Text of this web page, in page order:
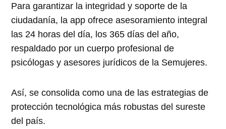
Para garantizar la integridad y soporte de la
ciudadanía, la app ofrece asesoramiento integral
las 24 horas del día, los 365 días del año,
respaldado por un cuerpo profesional de
psicólogas y asesores jurídicos de la Semujeres.
Así, se consolida como una de las estrategias de
protección tecnológica más robustas del sureste
del país.